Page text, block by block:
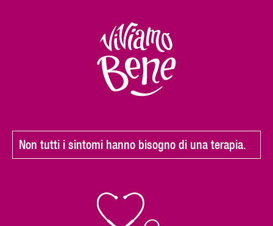
Non tutti i sintomi hanno bisogno di una terapia.